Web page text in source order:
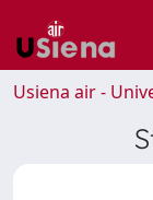
Usiena air -